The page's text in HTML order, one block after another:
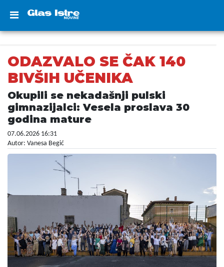
ODAZVALO SE ČAK 140
BIVŠIH UČENIKA
Okupili se nekadašnji pulski
gimnazijalci: Vesela proslava 30
godina mature
07.06.2026 16:31
Autor: Vanesa Begić